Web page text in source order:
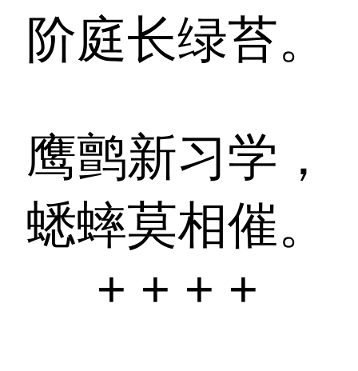
阶庭长绿苔。
鹰鹯新习学，
蟋蟀莫相催。
+ + + +